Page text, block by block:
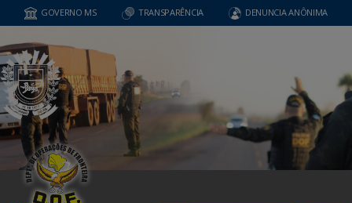
GOVERNO MS TRANSPARÊNCIA DENUNCIA ANÔNIMA